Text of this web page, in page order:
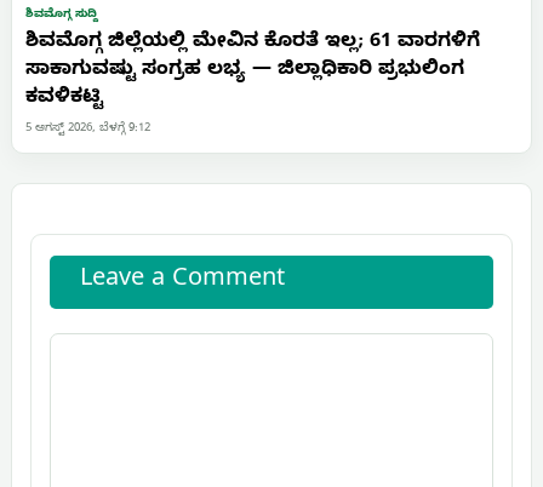
ಶಿವಮೊಗ್ಗ ಸುದ್ದಿ
ಶಿವಮೊಗ್ಗ ಜಿಲ್ಲೆಯಲ್ಲಿ ಮೇವಿನ ಕೊರತೆ ಇಲ್ಲ; 61 ವಾರಗಳಿಗೆ
ಸಾಕಾಗುವಷ್ಟು ಸಂಗ್ರಹ ಲಭ್ಯ — ಜಿಲ್ಲಾಧಿಕಾರಿ ಪ್ರಭುಲಿಂಗ
ಕವಳಿಕಟ್ಟಿ
5 ಆಗಸ್ಟ್ 2026, ಬೆಳಗ್ಗೆ 9:12
Leave a Comment
Comment